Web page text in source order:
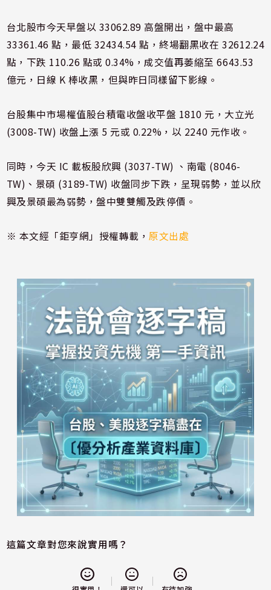
台北股市今天早盤以 33062.89 高盤開出，盤中最高
33361.46 點，最低 32434.54 點，終場翻黑收在 32612.24
點，下跌 110.26 點或 0.34%，成交值再萎縮至 6643.53
億元，日線 K 棒收黑，但與昨日同樣留下影線。
台股集中市場權值股台積電收盤收平盤 1810 元，大立光
(3008-TW) 收盤上漲 5 元或 0.22%，以 2240 元作收。
同時，今天 IC 載板股欣興 (3037-TW) 、南電 (8046-
TW)、景碩 (3189-TW) 收盤同步下跌，呈現弱勢，並以欣
興及景碩最為弱勢，盤中雙雙觸及跌停價。
※ 本文經「鉅亨網」授權轉載，原文出處
這篇文章對您來說實用嗎？